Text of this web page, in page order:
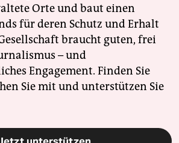
Orte und baut einen
für deren Schutz und Erhalt
braucht guten, frei
– und
Engagement. Finden Sie
Sie mit und unterstützen Sie